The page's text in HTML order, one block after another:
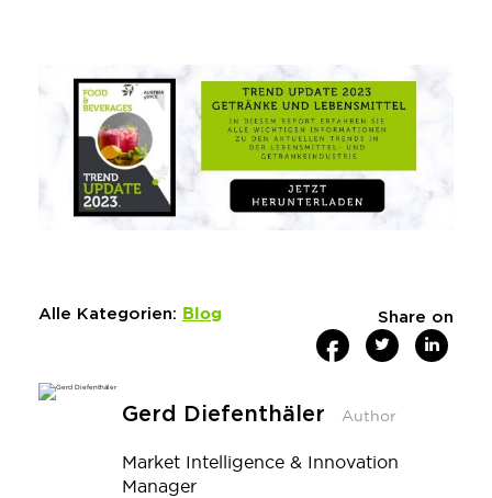
Alle Kategorien: Blog Share on
Gerd Diefenthäler Author
Market Intelligence & Innovation
Manager